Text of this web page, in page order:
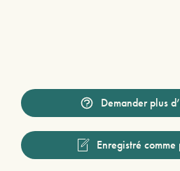
Demander plus
Enregistré